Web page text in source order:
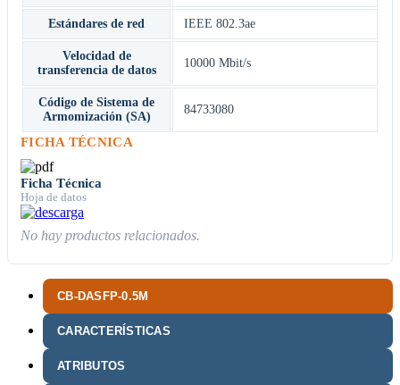
CB-DASFP-0.5M
CARACTERÍSTICAS
ATRIBUTOS
Estándares de red IEEE 802.3ae
Velocidad de
transferencia de datos
10000 Mbit/s
Código de Sistema de
Armomización (SA)
84733080
FICHA TÉCNICA
Ficha Técnica
Hoja de datos
No hay productos relacionados.